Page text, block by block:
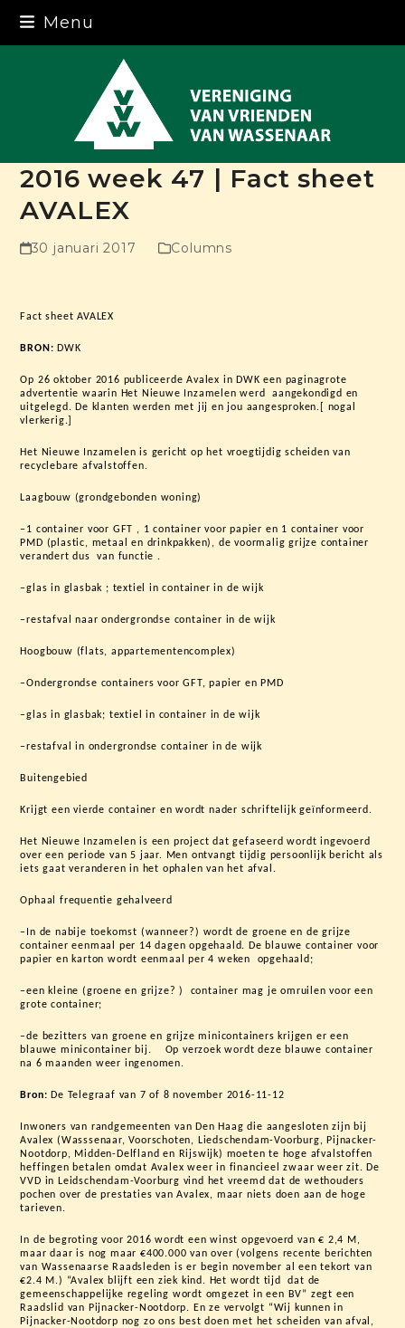
Skip
Menu
2016 week 47 | Fact sheet
AVALEX
30 januari 2017 Columns
Fact sheet AVALEX
BRON: DWK
Op 26 oktober 2016 publiceerde Avalex in DWK een paginagrote
advertentie waarin Het Nieuwe Inzamelen werd aangekondigd en
uitgelegd. De klanten werden met jij en jou aangesproken.[ nogal
vlerkerig.]
Het Nieuwe Inzamelen is gericht op het vroegtijdig scheiden van
recyclebare afvalstoffen.
Laagbouw (grondgebonden woning)
–1 container voor GFT , 1 container voor papier en 1 container voor
PMD (plastic, metaal en drinkpakken), de voormalig grijze container
verandert dus van functie .
–glas in glasbak ; textiel in container in de wijk
–restafval naar ondergrondse container in de wijk
Hoogbouw (flats, appartementencomplex)
–Ondergrondse containers voor GFT, papier en PMD
–glas in glasbak; textiel in container in de wijk
–restafval in ondergrondse container in de wijk
Buitengebied
Krijgt een vierde container en wordt nader schriftelijk geïnformeerd.
Het Nieuwe Inzamelen is een project dat gefaseerd wordt ingevoerd
over een periode van 5 jaar. Men ontvangt tijdig persoonlijk bericht als
iets gaat veranderen in het ophalen van het afval.
Ophaal frequentie gehalveerd
–In de nabije toekomst (wanneer?) wordt de groene en de grijze
container eenmaal per 14 dagen opgehaald. De blauwe container voor
papier en karton wordt eenmaal per 4 weken opgehaald;
–een kleine (groene en grijze? ) container mag je omruilen voor een
grote container;
–de bezitters van groene en grijze minicontainers krijgen er een
blauwe minicontainer bij. Op verzoek wordt deze blauwe container
na 6 maanden weer ingenomen.
Bron: De Telegraaf van 7 of 8 november 2016-11-12
Inwoners van randgemeenten van Den Haag die aangesloten zijn bij
Avalex (Wasssenaar, Voorschoten, Liedschendam-Voorburg, Pijnacker-
Nootdorp, Midden-Delfland en Rijswijk) moeten te hoge afvalstoffen
heffingen betalen omdat Avalex weer in financieel zwaar weer zit. De
VVD in Leidschendam-Voorburg vind het vreemd dat de wethouders
pochen over de prestaties van Avalex, maar niets doen aan de hoge
tarieven.
In de begroting voor 2016 wordt een winst opgevoerd van € 2,4 M,
maar daar is nog maar €400.000 van over (volgens recente berichten
van Wassenaarse Raadsleden is er begin november al een tekort van
€2.4 M.) “Avalex blijft een ziek kind. Het wordt tijd dat de
gemeenschappelijke regeling wordt omgezet in een BV” zegt een
Raadslid van Pijnacker-Nootdorp. En ze vervolgt “Wij kunnen in
Pijnacker-Nootdorp nog zo ons best doen met het scheiden van afval,